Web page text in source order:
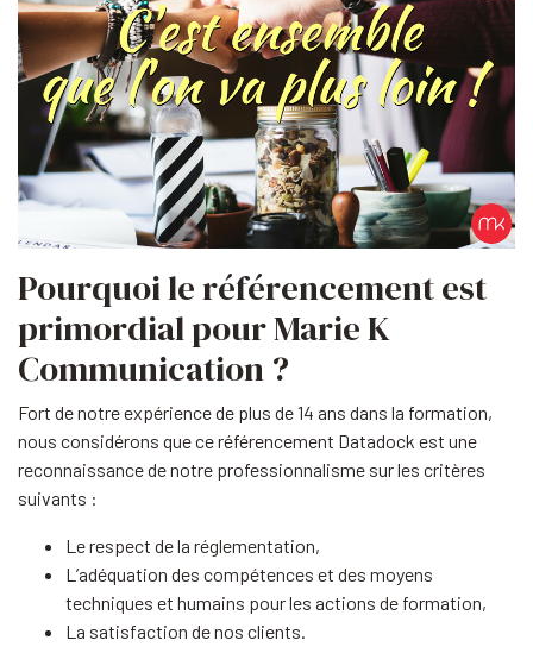
Pourquoi le référencement est
primordial pour Marie K
Communication ?
Fort de notre expérience de plus de 14 ans dans la formation,
nous considérons que ce référencement Datadock est une
reconnaissance de notre professionnalisme sur les critères
suivants :
Le respect de la réglementation,
L’adéquation des compétences et des moyens
techniques et humains pour les actions de formation,
La satisfaction de nos clients.